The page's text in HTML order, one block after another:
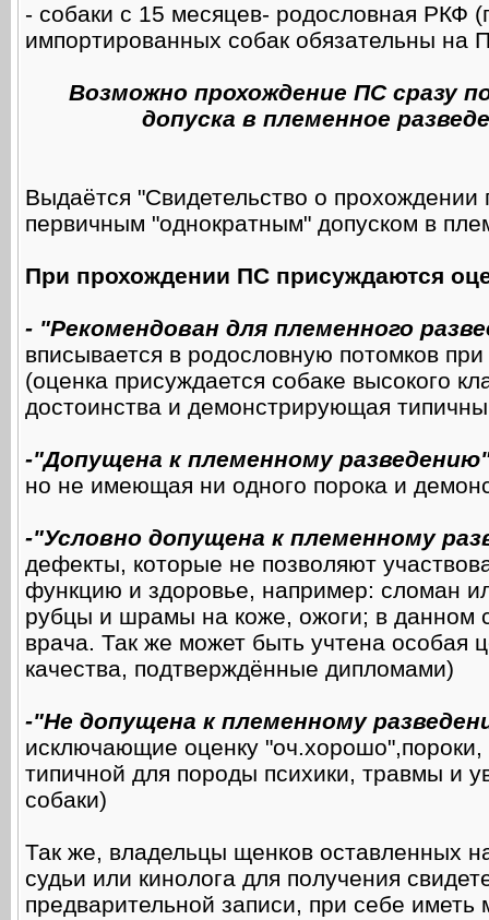
- собаки с 15 месяцев- родословная РКФ
импортированных собак обязательны на
Возможно прохождение ПС сразу
допуска в племенное
Выдаётся "Свидетельство о
первичным "однократным" допуском в
При прохождении ПС присуждаются
- "Рекомендован для племенного
вписывается в родословную потомков
(оценка присуждается собаке высокого
достоинства и демонстрирующая
-"Допущена к племенному
но не имеющая ни одного порока и
-"Условно допущена к племенному
дефекты, которые не позволяют
функцию и здоровье, например: сломан
рубцы и шрамы на коже, ожоги; в данном
врача. Так же может быть учтена
качества, подтверждённые дипломами)
-"Не допущена к племенному
исключающие оценку
типичной для породы психики, травмы и
собаки)
Так же, владельцы щенков оставленных
судьи или кинолога для получения
предварительной записи, при себе иметь